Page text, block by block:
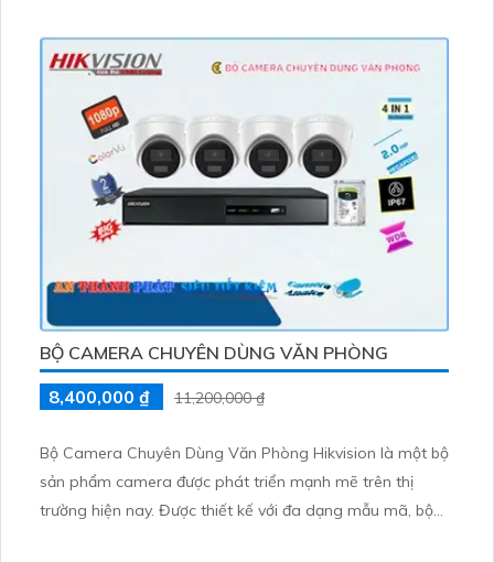
giám sát văn phòng, đảm bảo an ninh cho môi trường
làm việc
BỘ CAMERA CHUYÊN DÙNG VĂN PHÒNG
8,400,000 ₫
11,200,000 ₫
Bộ Camera Chuyên Dùng Văn Phòng Hikvision là một bộ
sản phẩm camera được phát triển mạnh mẽ trên thị
trường hiện nay. Được thiết kế với đa dạng mẫu mã, bộ